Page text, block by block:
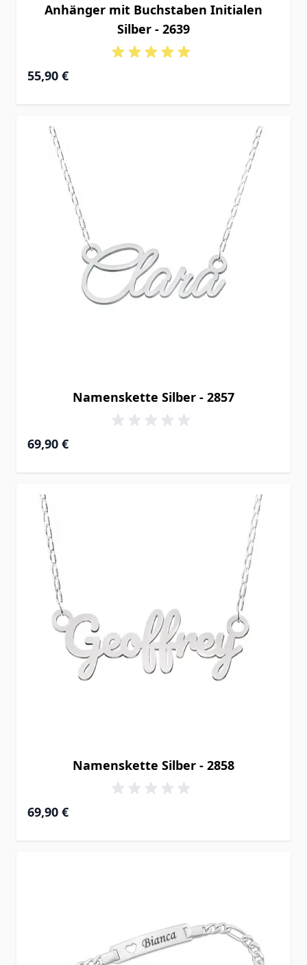
Anhänger mit Buchstaben Initialen
Silber - 2639
55,90 €
Namenskette Silber - 2857
69,90 €
Namenskette Silber - 2858
69,90 €